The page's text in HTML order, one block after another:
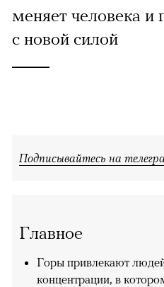
меняет человека и
с новой силой
Подписывайтесь на
Главное
Горы привлекают
концентрации, в